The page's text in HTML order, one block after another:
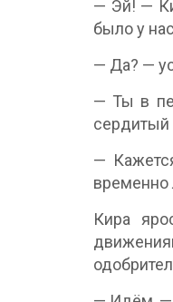
— Эй! —
было у
— Да? —
— Ты в
—
временно
Кира